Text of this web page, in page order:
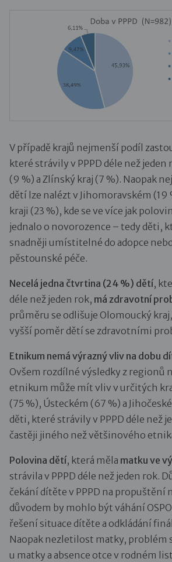
V případě krajů nejmenší podíl
které strávily v PPPD déle než jeden
(9 %) a Zlínský kraj (7 %). Naopak
dětí lze nalézt v Jihomoravském (19
kraji (23 %), kde se ve více jak
jednalo o novorozence – tedy děti,
snadněji umístitelné do adopce
pěstounské péče.
Necelá jedna čtvrtina (24 %) dětí,
déle než jeden rok, má zdravotní
průměru se odlišuje Olomoucký
vyšší poměr dětí se zdravotními
Etnikum nemá výrazný vliv na dobu
Ovšem rozdílné výsledky z regionů
etnikum může mít vliv v určitých
(75 %), Ústeckém (67 %) a
děti, které strávily v PPPD déle než
častěji jiného než většinového
Polovina dětí, která měla matku ve
strávila v PPPD déle než jeden rok.
čekání dítěte v PPPD na propuštění
důvodem by mohlo být váhání
řešení situace dítěte a odkládání
Naopak nezletilost matky, problém
u matky a absence otce v rodném